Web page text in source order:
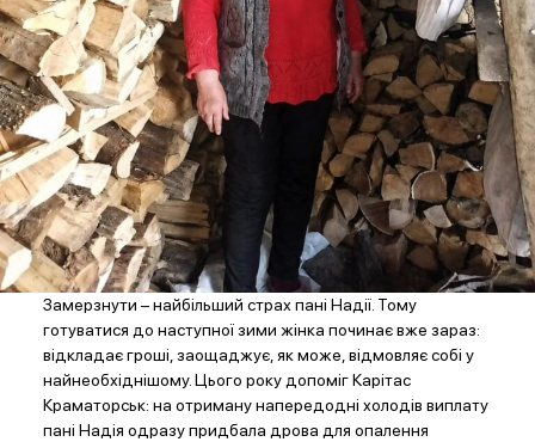
Замерзнути – найбільший страх пані Надії. Тому
готуватися до наступної зими жінка починає вже зараз:
відкладає гроші, заощаджує, як може, відмовляє собі у
найнеобхіднішому. Цього року допоміг Карітас
Краматорськ: на отриману напередодні холодів виплату
пані Надія одразу придбала дрова для опалення